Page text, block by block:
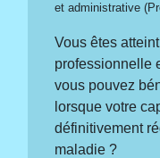
et administrative
Vous êtes
professionnelle
vous pouvez
lorsque votre
définitivement
maladie ?